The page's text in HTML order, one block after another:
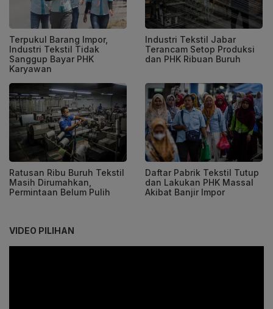
Terpukul Barang Impor,
Industri Tekstil Tidak
Sanggup Bayar PHK
Karyawan
Industri Tekstil Jabar
Terancam Setop Produksi
dan PHK Ribuan Buruh
Ratusan Ribu Buruh Tekstil
Masih Dirumahkan,
Permintaan Belum Pulih
Daftar Pabrik Tekstil Tutup
dan Lakukan PHK Massal
Akibat Banjir Impor
VIDEO PILIHAN